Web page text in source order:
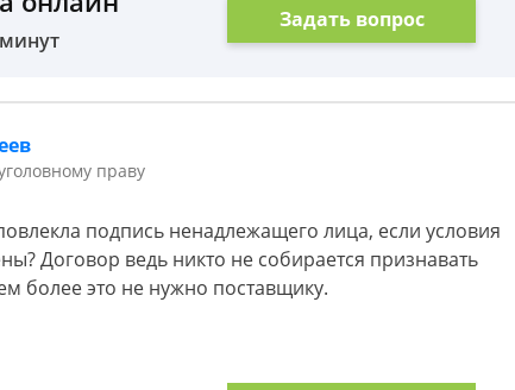
Задать вопрос
праву
подпись ненадлежащего лица, если условия
Договор ведь никто не собирается признавать
более это не нужно поставщику.